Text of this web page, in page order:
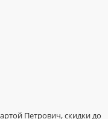
Петрович, скидки до